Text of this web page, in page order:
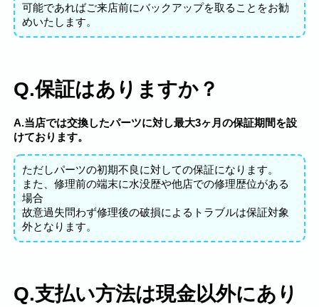
可能であればご来店前にバックアップを取ることをお勧
めいたします。
Q.保証はありますか？
A.当店では交換したパーツに対し最大3ヶ月の保証期間を設
けております。
ただしパーツの初期不良に対しての保証になります。
また、修理前の端末に水没歴や他店での修理歴位がある
場合
故意過失問わず修理後の破損によるトラブルは保証対象
外となります。
Q.支払い方法は現金以外にあり